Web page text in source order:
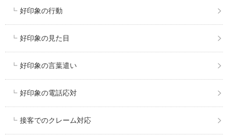
好印象の行動
好印象の見た目
好印象の言葉遣い
好印象の電話応対
接客でのクレーム対応